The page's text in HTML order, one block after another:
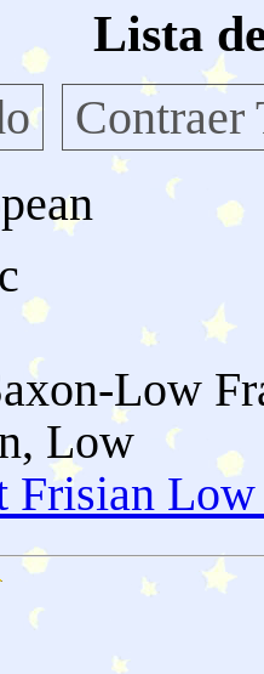
Lista
Contraer
Low
Low
Frisian